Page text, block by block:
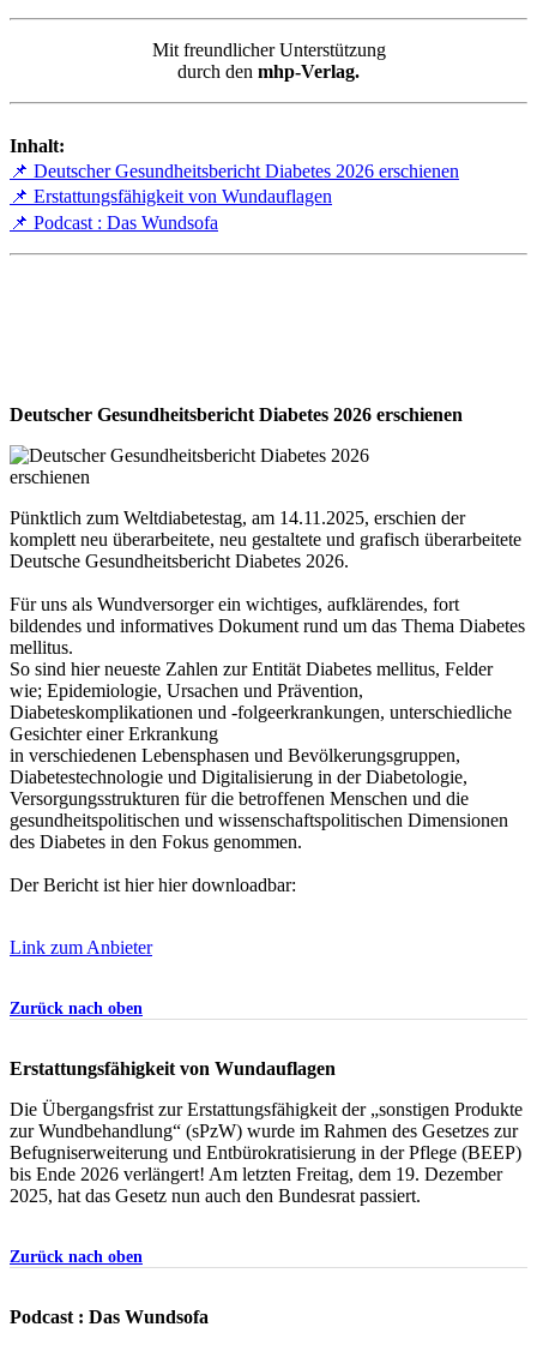
Mit freundlicher Unterstützung
durch den mhp-Verlag.
Inhalt:
📌 Deutscher Gesundheitsbericht Diabetes 2026 erschienen
📌 Erstattungsfähigkeit von Wundauflagen
📌 Podcast : Das Wundsofa
Deutscher Gesundheitsbericht Diabetes 2026 erschienen
Pünktlich zum Weltdiabetestag, am 14.11.2025, erschien der
komplett neu überarbeitete, neu gestaltete und grafisch überarbeitete
Deutsche Gesundheitsbericht Diabetes 2026.
Für uns als Wundversorger ein wichtiges, aufklärendes, fort
bildendes und informatives Dokument rund um das Thema Diabetes
mellitus.
So sind hier neueste Zahlen zur Entität Diabetes mellitus, Felder
wie; Epidemiologie, Ursachen und Prävention,
Diabeteskomplikationen und -folgeerkrankungen, unterschiedliche
Gesichter einer Erkrankung
in verschiedenen Lebensphasen und Bevölkerungsgruppen,
Diabetestechnologie und Digitalisierung in der Diabetologie,
Versorgungsstrukturen für die betroffenen Menschen und die
gesundheitspolitischen und wissenschaftspolitischen Dimensionen
des Diabetes in den Fokus genommen.
Der Bericht ist hier hier downloadbar:
Link zum Anbieter
Zurück nach oben
Erstattungsfähigkeit von Wundauflagen
Die Übergangsfrist zur Erstattungsfähigkeit der „sonstigen Produkte
zur Wundbehandlung“ (sPzW) wurde im Rahmen des Gesetzes zur
Befugniserweiterung und Entbürokratisierung in der Pflege (BEEP)
bis Ende 2026 verlängert! Am letzten Freitag, dem 19. Dezember
2025, hat das Gesetz nun auch den Bundesrat passiert.
Zurück nach oben
Podcast : Das Wundsofa